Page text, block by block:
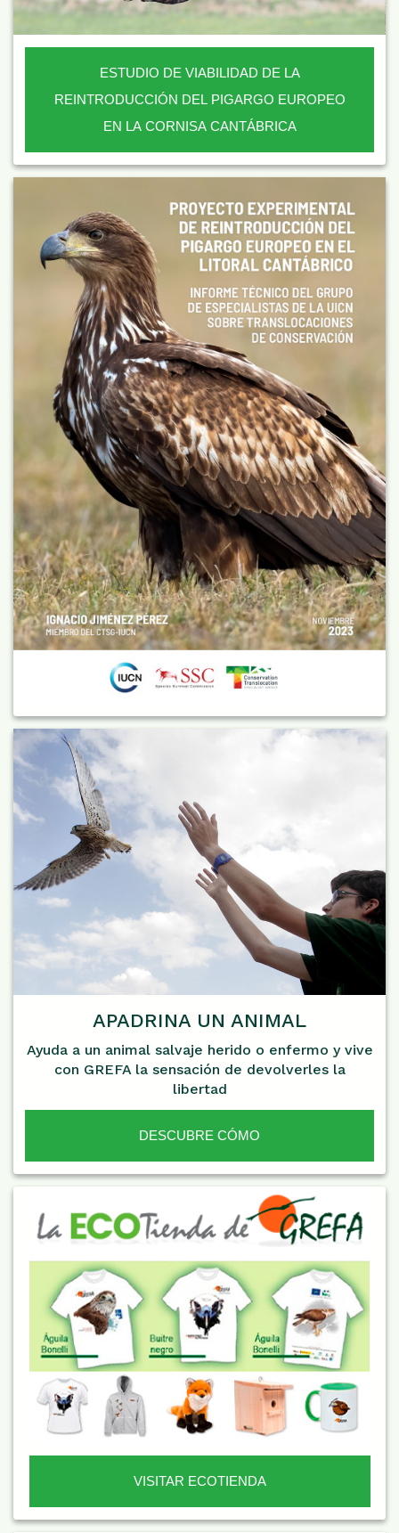
ESTUDIO DE VIABILIDAD DE LA
REINTRODUCCIÓN DEL PIGARGO EUROPEO
EN LA CORNISA CANTÁBRICA
APADRINA UN ANIMAL
Ayuda a un animal salvaje herido o enfermo y vive
con GREFA la sensación de devolverles la
libertad
DESCUBRE CÓMO
VISITAR ECOTIENDA